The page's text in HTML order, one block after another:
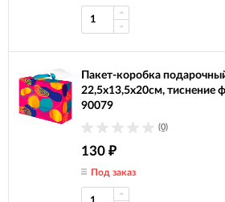
Пакет-коробка
22,5х13,5х20см, тиснение
90079
(0)
130 ₽
Под заказ